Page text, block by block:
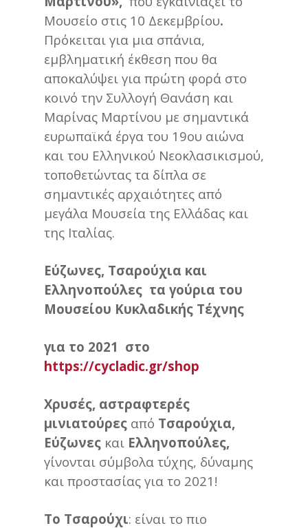
Μουσείο στις 10 Δεκεμβρίου.
Πρόκειται για μια σπάνια,
εμβληματική έκθεση που θα
αποκαλύψει για πρώτη φορά στο
κοινό την Συλλογή Θανάση και
Μαρίνας Μαρτίνου με σημαντικά
ευρωπαϊκά έργα του 19ου αιώνα
και του Ελληνικού Νεοκλασικισμού,
τοποθετώντας τα δίπλα σε
σημαντικές αρχαιότητες από
μεγάλα Μουσεία της Ελλάδας και
της Ιταλίας.
Eύζωνες, Τσαρούχια και
Ελληνοπούλες τα γούρια του
Μουσείου Κυκλαδικής Τέχνης
για το 2021 στο
https://cycladic.gr/shop
Χρυσές, αστραφτερές
μινιατούρες από Τσαρούχια,
Εύζωνες και Ελληνοπούλες,
γίνονται σύμβολα τύχης, δύναμης
και προστασίας για το 2021!
Το Τσαρούχι: είναι το πιο